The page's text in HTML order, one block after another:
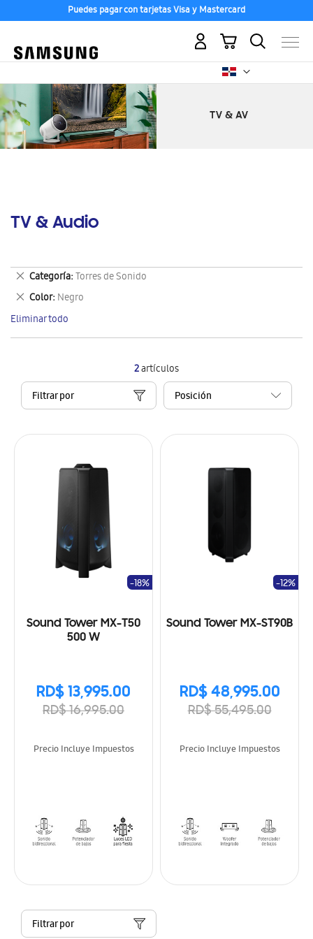
Puedes pagar con tarjetas Visa y Mastercard
Mi carrito
TV & Audio
2artículos
Filtrar por
Sound Tower MX-T50
500 W
RD$ 13,995.00
RD$ 16,995.00
-18%
Precio Incluye Impuestos
Sound Tower MX-ST90B
RD$ 48,995.00
RD$ 55,495.00
-12%
Precio Incluye Impuestos
Filtrar por
Categoría Torres de Sonido
Eliminar
este
artículo
Color Negro
Eliminar
este
artículo
Eliminar todo